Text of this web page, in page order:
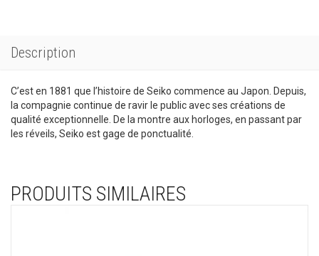
Description
C’est en 1881 que l’histoire de Seiko commence au Japon. Depuis,
la compagnie continue de ravir le public avec ses créations de
qualité exceptionnelle. De la montre aux horloges, en passant par
les réveils, Seiko est gage de ponctualité.
PRODUITS SIMILAIRES